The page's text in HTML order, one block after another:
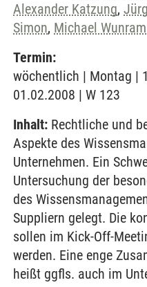
Alexander Katzung,
Simon, Michael Wunram
Termin:
wöchentlich | Montag |
01.02.2008 | W 123
Inhalt: Rechtliche und
Aspekte des
Unternehmen. Ein
Untersuchung der
des
Suppliern gelegt. Die
sollen im Kick-Off-
werden. Eine enge
heißt ggfls. auch im